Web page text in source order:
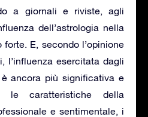
a giornali e riviste, agli
dell’astrologia nella
E, secondo l’opinione
l’influenza esercitata dagli
ancora più significativa e
le caratteristiche della
e sentimentale, i